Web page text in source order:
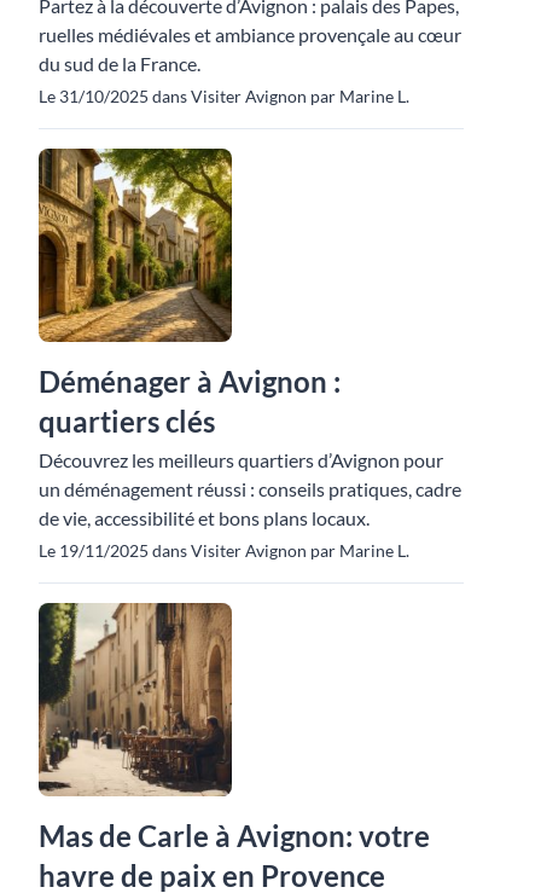
Partez à la découverte d’Avignon : palais des Papes,
ruelles médiévales et ambiance provençale au cœur
du sud de la France.
Le 31/10/2025 dans Visiter Avignon par Marine L.
Déménager à Avignon :
quartiers clés
Découvrez les meilleurs quartiers d’Avignon pour
un déménagement réussi : conseils pratiques, cadre
de vie, accessibilité et bons plans locaux.
Le 19/11/2025 dans Visiter Avignon par Marine L.
Mas de Carle à Avignon: votre
havre de paix en Provence